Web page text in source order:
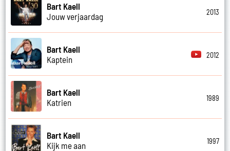
Bart Kaell
Jouw verjaardag
2013
Bart Kaell
Kaptein
2012
Bart Kaell
Katrien
1989
Bart Kaell
Kijk me aan
1997